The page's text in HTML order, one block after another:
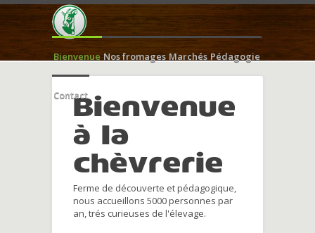
Bienvenue Nos fromages Marchés Pédagogie
ContactBienvenue
à la
chèvrerie
Ferme de découverte et pédagogique,
nous accueillons 5000 personnes par
an, trés curieuses de l'élevage.